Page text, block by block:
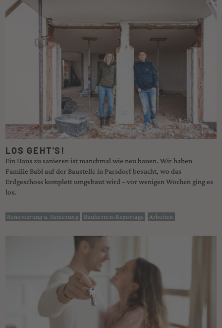
LOS GEHT'S!
Ein Haus zu sanieren ist manchmal wie neu bauen. Wir haben
Familie Babl auf der Baustelle in Parsdorf besucht, wo das
Erdgeschoss komplett umgebaut wird – vor wenigen Wochen ging es
los.
Renovierung u. Sanierung Bauherren-Reportage Arbeiten